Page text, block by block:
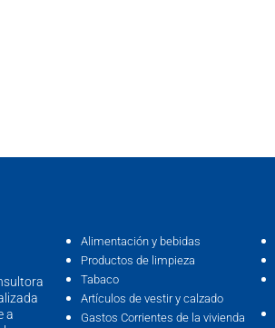
a
Alimentación y bebidas
Productos de limpieza
Tabaco
Artículos de vestir y calzado
Gastos Corrientes de la vivienda